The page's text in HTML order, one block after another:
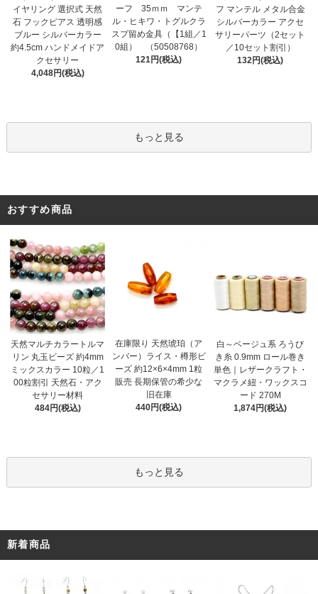
イヤリング 選択式 天然
石 フックピアス 透明感
ブルー シルバーカラー
約4.5cm ハンドメイドア
クセサリー
4,048円(税込)
ーフ 35ｍｍ マンテ
ル・ヒキワ・トグルクラ
スプ留め金具（【1組／1
0組） （50508768）
121円(税込)
フ マンテル メタル合金
シルバーカラー アクセ
サリーパーツ（2セット
／10セット割引）
132円(税込)
もっと見る
おすすめ商品
天然マルチカラートルマ
リン 丸玉ビーズ 約4mm
ミックスカラー 10粒／1
00粒割引 天然石・アク
セサリー材料
484円(税込)
在庫限り 天然琥珀（ア
ンバー）ライス・樽形ビ
ーズ 約12×6×4mm 1粒
販売 長期保管の希少な
旧在庫
440円(税込)
白～ベージュ系 ろうび
き糸 0.9mm ロール巻き
単色｜レザークラフト・
マクラメ紐・ワックスコ
ード 270M
1,874円(税込)
もっと見る
新着商品